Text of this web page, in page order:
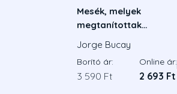
Mesék, melyek
megtanítottak
Jorge Bucay
Borító ár:
3 590 Ft
Online ár:
2 693 Ft